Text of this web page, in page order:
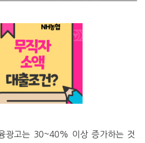
광고는 30~40% 이상 증가하는 것